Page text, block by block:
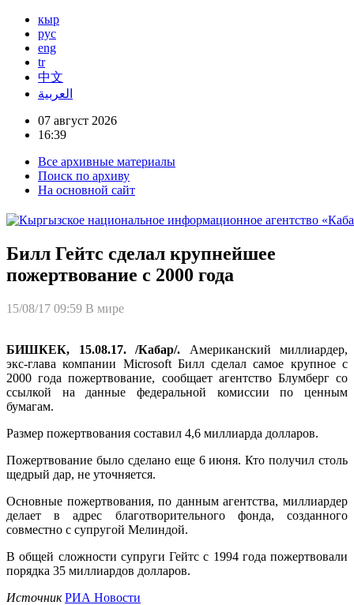
кыр
рус
eng
tr
中文
العربية
07 август 2026
16:39
Все архивные материалы
Поиск по архиву
На основной сайт
Билл Гейтс сделал крупнейшее
пожертвование с 2000 года
15/08/17 09:59 В мире
БИШКЕК, 15.08.17. /Кабар/. Американский миллиардер,
экс-глава компании Microsoft Билл сделал самое крупное с
2000 года пожертвование, сообщает агентство Блумберг со
ссылкой на данные федеральной комиссии по ценным
бумагам.
Размер пожертвования составил 4,6 миллиарда долларов.
Пожертвование было сделано еще 6 июня. Кто получил столь
щедрый дар, не уточняется.
Основные пожертвования, по данным агентства, миллиардер
делает в адрес благотворительного фонда, созданного
совместно с супругой Мелиндой.
В общей сложности супруги Гейтс с 1994 года пожертвовали
порядка 35 миллиардов долларов.
ИсточникРИА Новости